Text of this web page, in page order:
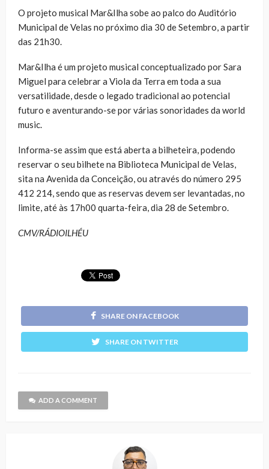
O projeto musical Mar&Ilha sobe ao palco do Auditório
Municipal de Velas no próximo dia 30 de Setembro, a partir
das 21h30.
Mar&Ilha é um projeto musical conceptualizado por Sara
Miguel para celebrar a Viola da Terra em toda a sua
versatilidade, desde o legado tradicional ao potencial
futuro e aventurando-se por várias sonoridades da world
music.
Informa-se assim que está aberta a bilheteira, podendo
reservar o seu bilhete na Biblioteca Municipal de Velas,
sita na Avenida da Conceição, ou através do número 295
412 214, sendo que as reservas devem ser levantadas, no
limite, até às 17h00 quarta-feira, dia 28 de Setembro.
CMV/RÁDIOILHÉU
SHARE ON FACEBOOK
SHARE ON TWITTER
ADD A COMMENT